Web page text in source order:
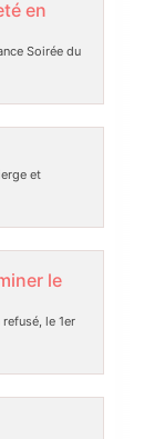
en
Soirée du
et
le
le 1er